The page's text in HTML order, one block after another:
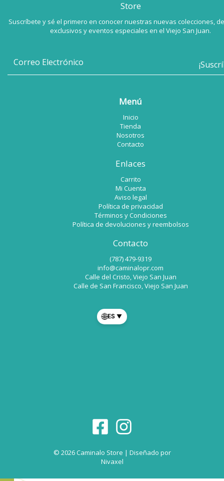
Store
Suscríbete y sé el primero en conocer nuestras nuevas colecciones,
exclusivos y eventos especiales en el Viejo San Juan.
Menú
Inicio
Tienda
Nosotros
Contacto
Enlaces
Carrito
Mi Cuenta
Aviso legal
Política de privacidad
Términos y Condiciones
Política de devoluciones y reembolsos
Contacto
(787) 479-9319
info@caminalopr.com
Calle del Cristo, Viejo San Juan
Calle de San Francisco, Viejo San Juan
🌐ES ▼
© 2026 Caminalo Store | Diseñado por
Nivaxel